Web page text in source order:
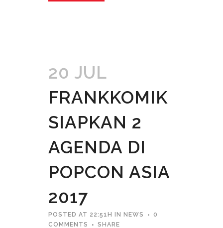
20 JUL
FRANKKOMIK
SIAPKAN 2
AGENDA DI
POPCON ASIA
2017
POSTED AT 22:51H IN NEWS
0
COMMENTS
SHARE